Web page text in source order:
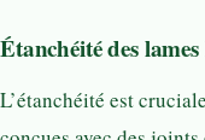
Étanchéité des
L’étanchéité est